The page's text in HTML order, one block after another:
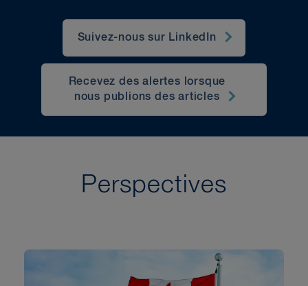
Suivez-nous sur LinkedIn
Recevez des alertes lorsque
nous publions des articles
Perspectives